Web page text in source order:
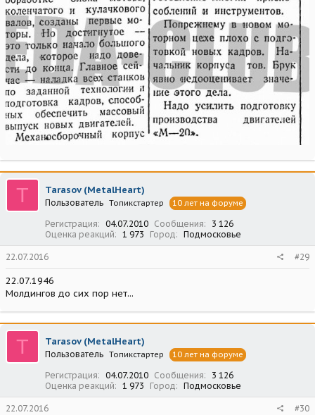
T Tarasov (MetalHeart)
Пользователь Топикстартер 10 лет на форуме
Регистрация 04.07.2010 Сообщения
3 126
Оценка реакций
1 973 Город Подмосковье
22.07.2016 #29
22.07.1946
Молдингов до сих пор нет...
T Tarasov (MetalHeart)
Пользователь Топикстартер 10 лет на форуме
Регистрация 04.07.2010 Сообщения
3 126
Оценка реакций
1 973 Город Подмосковье
22.07.2016 #30